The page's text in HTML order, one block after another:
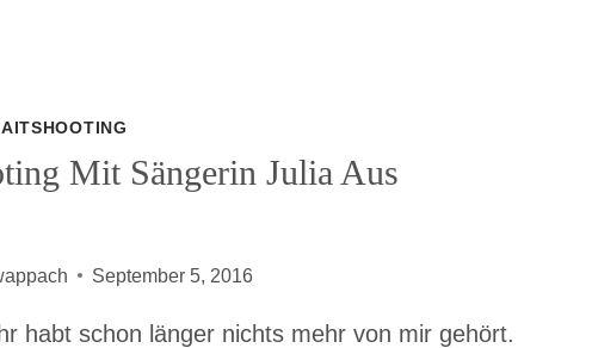
Mit Sängerin Julia Aus
September 5, 2016
habt schon länger nichts mehr von mir gehört.